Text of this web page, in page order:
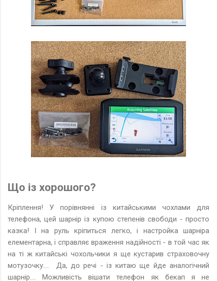
Що із хорошого?
Кріплення! У порівнянні із китайськими чохлами для
телефона, цей шарнір із купою степенів свободи - просто
казка! І на руль кріпиться легко, і настройка шарніра
елементарна, і справляє враження надійності - в той час як
на ті ж китайські чохольчики я ще кустарив страховочну
мотузочку.... Да, до речі - із китаю ще йде аналогічний
шарнір.... Можливість вішати телефон як бекап я не